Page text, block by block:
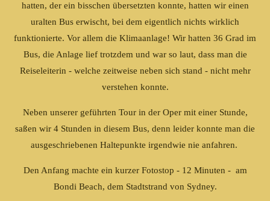
hatten, der ein bisschen übersetzten konnte, hatten wir einen
uralten Bus erwischt, bei dem eigentlich nichts wirklich
funktionierte. Vor allem die Klimaanlage! Wir hatten 36 Grad im
Bus, die Anlage lief trotzdem und war so laut, dass man die
Reiseleiterin - welche zeitweise neben sich stand - nicht mehr
verstehen konnte.
Neben unserer geführten Tour in der Oper mit einer Stunde,
saßen wir 4 Stunden in diesem Bus, denn leider konnte man die
ausgeschriebenen Haltepunkte irgendwie nie anfahren.
Den Anfang machte ein kurzer Fotostop - 12 Minuten - am
Bondi Beach, dem Stadtstrand von Sydney.